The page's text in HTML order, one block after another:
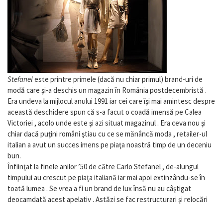
Stefaneleste printre primele (dacă nu chiar primul) brand-uri de
modă care şi-a deschis un magazin în România postdecembristă .
Era undeva la mijlocul anului 1991 iar cei care îşi mai amintesc despre
această deschidere spun că s-a facut o coadă imensă pe Calea
Victoriei , acolo unde este şi azi situat magazinul . Era ceva nou şi
chiar dacă puţini români ştiau cu ce se mănâncă moda , retailer-ul
italian a avut un succes imens pe piaţa noastră timp de un deceniu
bun.
Înfiinţat la finele anilor ’50 de către Carlo Stefanel , de-alungul
timpului au crescut pe piaţa italiană iar mai apoi extinzându-se în
toată lumea . Se vrea a fi un brand de lux însă nu au câştigat
deocamdată acest apelativ . Astăzi se fac restructurari şi relocări